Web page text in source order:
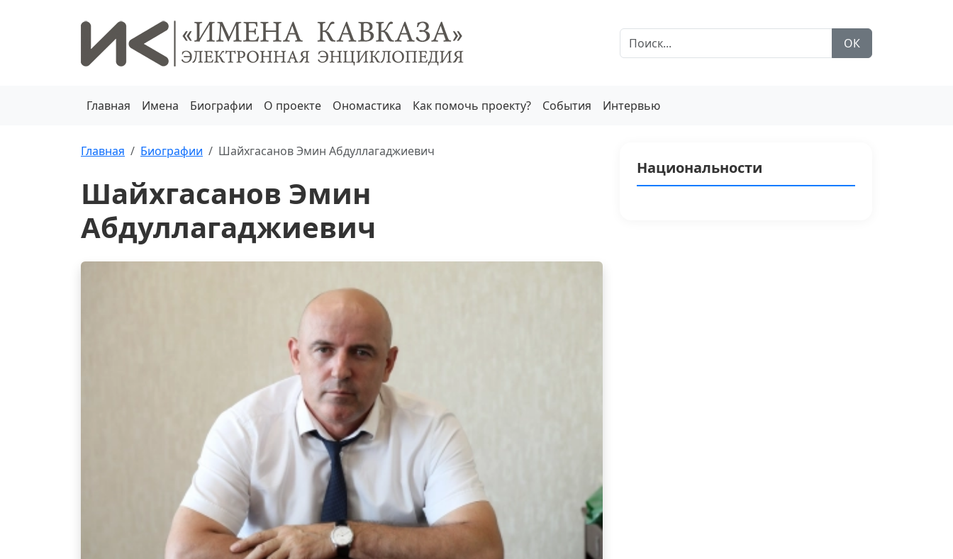
ОК
Главная Имена Биографии О проекте Ономастика Как помочь проекту? События Интервью
Главная Биографии Шайхгасанов Эмин Абдуллагаджиевич
Шайхгасанов Эмин
Абдуллагаджиевич
Национальности